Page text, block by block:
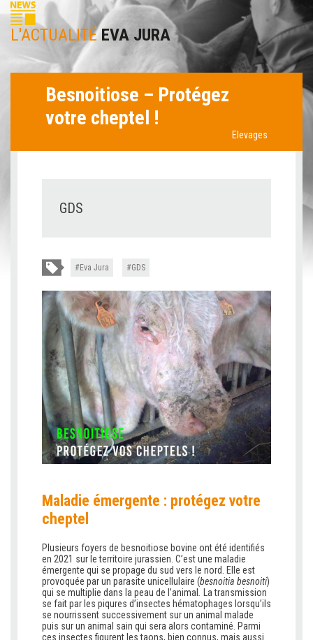
L'ACTUALITÉEVA JURA
Besnoitiose – Protégez
votre cheptel !
Elevages
GDS
Eva Jura GDS
Maladie émergente : protégez votre
cheptel
Plusieurs foyers de besnoitiose bovine ont été identifiés
en 2021 sur le territoire jurassien. C’est une maladie
émergente qui se propage du sud vers le nord. Elle est
provoquée par un parasite unicellulaire (besnoitia besnoiti)
qui se multiplie dans la peau de l’animal. La transmission
se fait par les piqures d’insectes hématophages lorsqu’ils
se nourrissent successivement sur un animal malade
puis sur un animal sain qui sera alors contaminé. Parmi
ces insectes figurent les taons, bien connus, mais aussi